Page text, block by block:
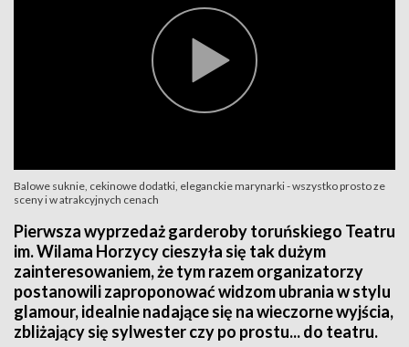
Balowe suknie, cekinowe dodatki, eleganckie marynarki - wszystko prosto ze
sceny i w atrakcyjnych cenach
Pierwsza wyprzedaż garderoby toruńskiego Teatru
im. Wilama Horzycy cieszyła się tak dużym
zainteresowaniem, że tym razem organizatorzy
postanowili zaproponować widzom ubrania w stylu
glamour, idealnie nadające się na wieczorne wyjścia,
zbliżający się sylwester czy po prostu... do teatru.